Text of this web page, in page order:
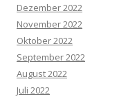
Dezember 2022
November 2022
Oktober 2022
September 2022
August 2022
Juli 2022